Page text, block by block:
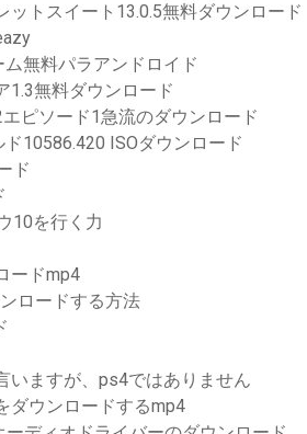
ットスイート13.0.5無料ダウンロード
無料パラアンドロイド
1.3無料ダウンロード
ピソード1急流のダウンロード
10586.420 ISOダウンロード
ド
10を行く力
ードmp4
ロードする方法
いますが、ps4ではありません
ダウンロードするmp4